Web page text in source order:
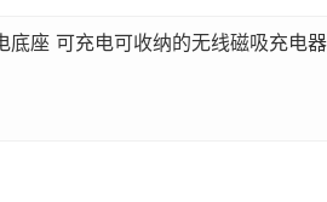
底座 可充电可收纳的无线磁吸充电